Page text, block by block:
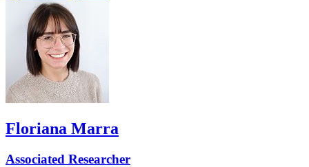
Floriana Marra
Associated Researcher